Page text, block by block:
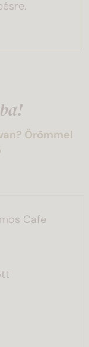
Örömmel
Cafe